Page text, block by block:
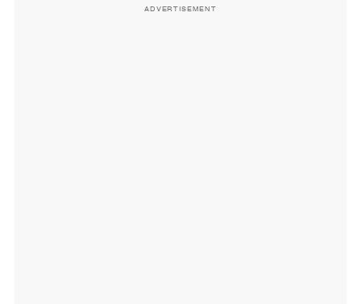
ADVERTISEMENT